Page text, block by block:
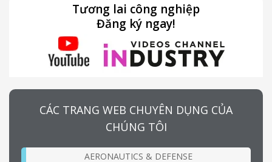
Tương lai công nghiệp
Đăng ký ngay!
CÁC TRANG WEB CHUYÊN DỤNG CỦA
CHÚNG TÔI
AERONAUTICS & DEFENSE